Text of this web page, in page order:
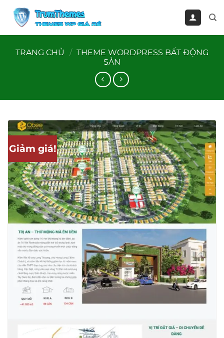
qua
TRANG CHỦ
/ THEME WORDPRESS BẤT ĐỘNG
SẢN
Giảm giá!